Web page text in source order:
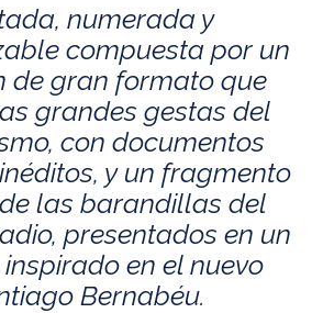
numerada y
compuesta por un
de gran formato que
grandes gestas del
con documentos
y un fragmento
las barandillas del
presentados en un
en el nuevo
Bernabéu.